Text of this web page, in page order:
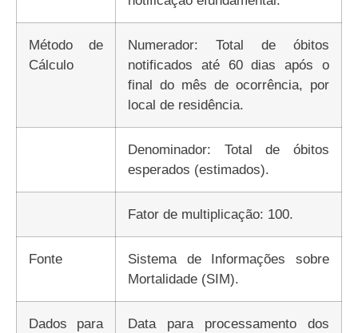
Método de
Cálculo
Numerador: Total de óbitos
notificados até 60 dias após o
final do mês de ocorrência, por
local de residência.
Denominador: Total de óbitos
esperados (estimados).
Fator de multiplicação: 100.
Fonte
Sistema de Informações sobre
Mortalidade (SIM).
Dados para
Data para processamento dos